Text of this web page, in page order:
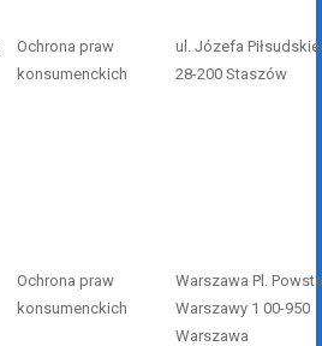
Ochrona praw
konsumenckich
ul. Józefa
28-200 Staszów
Ochrona praw
konsumenckich
Warszawa Pl.
Warszawy 1 00-950
Warszawa